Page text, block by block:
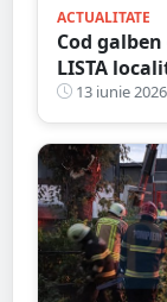
ACTUALITATE
Cod
LISTA
13 iunie 2026